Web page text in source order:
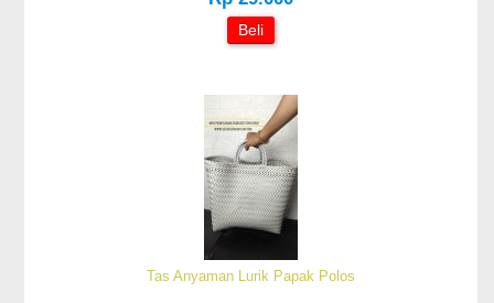
Beli
Tas Anyaman Lurik Papak Polos